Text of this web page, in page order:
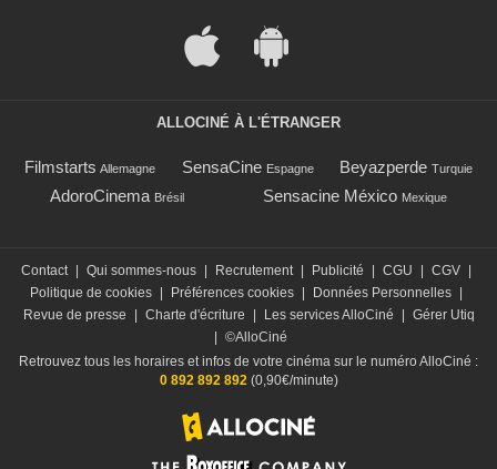
ALLOCINÉ À L'ÉTRANGER
Filmstarts Allemagne SensaCine Espagne Beyazperde Turquie
AdoroCinema Brésil Sensacine México Mexique
Contact Qui sommes-nous Recrutement Publicité CGU CGV
Politique de cookies
Préférences cookies Données Personnelles
Revue de presse
Charte d'écriture Les services AlloCiné
Gérer Utiq
©AlloCiné
Retrouvez tous les horaires et infos de votre cinéma sur le numéro AlloCiné :
0 892 892 892(0,90€/minute)